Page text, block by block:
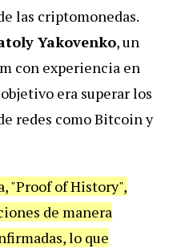
las criptomonedas.
Yakovenko, un
con experiencia en
era superar los
redes como Bitcoin y
"Proof of History",
de manera
lo que